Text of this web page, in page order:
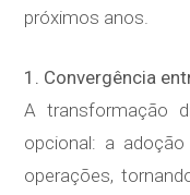
próximos anos.
1. Convergência
A transformação
opcional: a
operações,